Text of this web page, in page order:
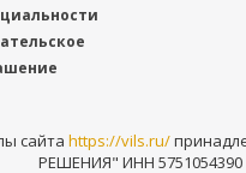
сайта https://vils.ru/
РЕШЕНИЯ" ИНН 5751054390